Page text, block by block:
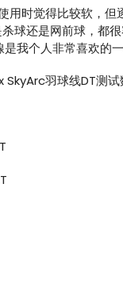
用时觉得比较软，但
球还是网前球，都
我个人非常喜欢的一
羽球线DT测试